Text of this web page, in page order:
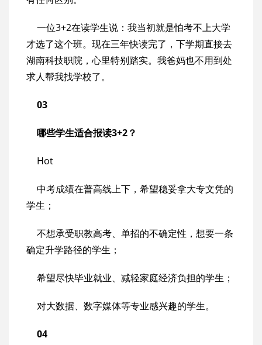
一位3+2在读学生说：我当初就是怕考不上大学
才选了这个班。现在三年快读完了，下学期直接去
湖南科技职院，心里特别踏实。我爸妈也不用到处
求人帮我找学校了。
03
哪些学生适合报读3+2？
Hot
中考成绩在普高线上下，希望稳妥拿大专文凭的
学生；
不想承受职教高考、单招的不确定性，想要一条
确定升学路径的学生；
希望尽快毕业就业、减轻家庭经济负担的学生；
对大数据、数字媒体等专业感兴趣的学生。
04